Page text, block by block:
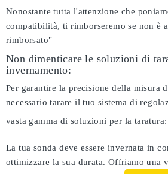
Nonostante tutta l'attenzione che
compatibilità, ti rimborseremo se non è
rimborsato"
Non dimenticare le soluzioni di
invernamento:
Per garantire la precisione della misura
necessario tarare il tuo sistema di
vasta gamma di soluzioni per la taratura:
La tua sonda deve essere invernata in
ottimizzare la sua durata. Offriamo una